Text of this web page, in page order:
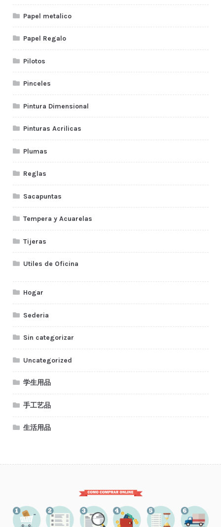
Papel metalico
Papel Regalo
Pilotos
Pinceles
Pintura Dimensional
Pinturas Acrilicas
Plumas
Reglas
Sacapuntas
Tempera y Acuarelas
Tijeras
Utiles de Oficina
Hogar
Sederia
Sin categorizar
Uncategorized
学生用品
手工艺品
生活用品